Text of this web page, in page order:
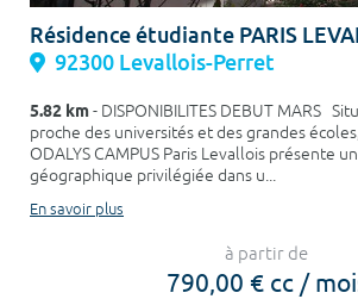
Résidence étudiante PARIS
92300 Levallois-Perret
5.82 km- DISPONIBILITES DEBUT MARS
proche des universités et des grandes
ODALYS CAMPUS Paris Levallois présente
géographique privilégiée dans u...
En savoir plus
à partir de
790,00 € cc /